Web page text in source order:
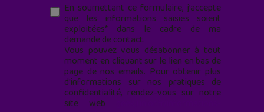
En soumettant ce formulaire, j’accepte
que les informations saisies soient
exploitées* dans le cadre de ma
demande de contact.
Vous pouvez vous désabonner à tout
moment en cliquant sur le lien en bas de
page de nos emails. Pour obtenir plus
d'informations sur nos pratiques de
confidentialité, rendez-vous sur notre
site web